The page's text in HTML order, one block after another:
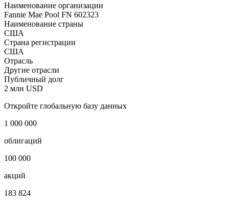
Наименование организации
Fannie Mae Pool FN 602323
Наименование страны
США
Страна регистрации
США
Отрасль
Другие отрасли
Публичный долг
2 млн USD
Откройте глобальную базу данных
1 000 000
облигаций
100 000
акций
183 824